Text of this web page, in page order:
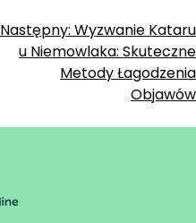
Następny: Wyzwanie Kataru
u Niemowlaka: Skuteczne
Metody Łagodzenia
Objawów